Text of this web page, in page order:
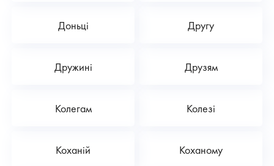
Доньці Другу
Дружині Друзям
Колегам Колезі
Коханій Коханому